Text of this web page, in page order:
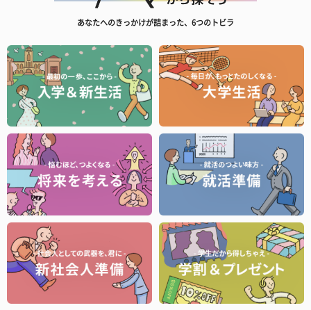
あなたへのきっかけが詰まった、6つのトビラ